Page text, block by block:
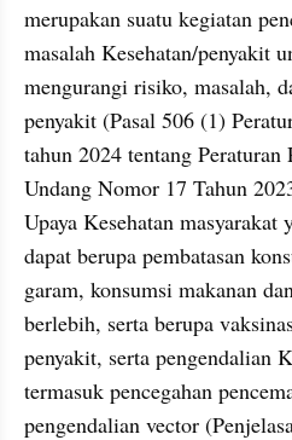
merupakan suatu kegiatan
masalah Kesehatan/penyakit
mengurangi risiko, masalah,
penyakit (Pasal 506 (1)
tahun 2024 tentang Peraturan
Undang Nomor 17 Tahun
Upaya Kesehatan
dapat berupa pembatasan
garam, konsumsi makanan
berlebih, serta berupa
penyakit, serta pengendalian
termasuk pencegahan
pengendalian vector